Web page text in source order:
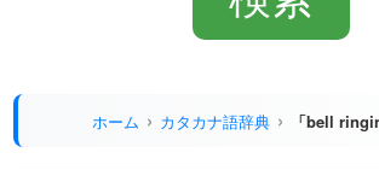
ホーム カタカナ語辞典 「bell